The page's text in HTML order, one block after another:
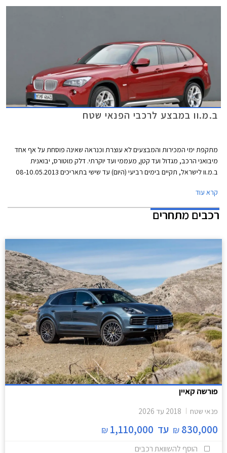
ב.מ.וו במבצע לרכבי הפנאי שטח
מתקפת ימי המכירות והמבצעים לא עוצרת וכנראה שאינה פוסחת על אף אחד
מיבואני הרכב, מגדול ועד קטן, מעממי ועד יוקרתי. דלק מוטורס, יבואנית
ב.מ.וו לישראל, תקיים בימים רביעי (היום) עד שישי בתאריכים 08-10.05.2013
בשמם.
קרא עוד
רכבים מתחרים
פורשה קאיין
פנאי שטח 2018 עד 2026
830,000
₪ עד 1,110,000
₪
הוסף להשוואת רכבים